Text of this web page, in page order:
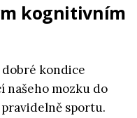
kognitivním
kondice
našeho mozku do
sportu.